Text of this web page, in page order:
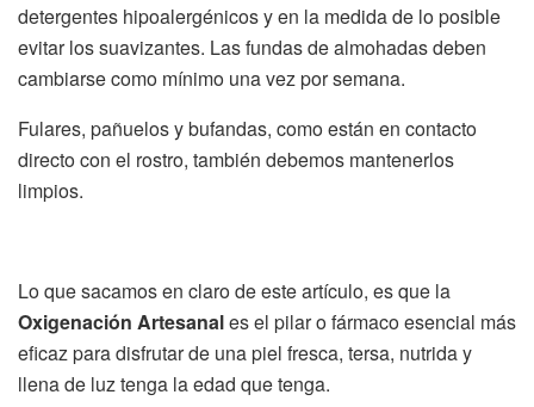
detergentes hipoalergénicos y en la medida de lo posible
evitar los suavizantes. Las fundas de almohadas deben
cambiarse como mínimo una vez por semana.
Fulares, pañuelos y bufandas, como están en contacto
directo con el rostro, también debemos mantenerlos
limpios.
Lo que sacamos en claro de este artículo, es que la
Oxigenación Artesanales el pilar o fármaco esencial más
eficaz para disfrutar de una piel fresca, tersa, nutrida y
llena de luz tenga la edad que tenga.